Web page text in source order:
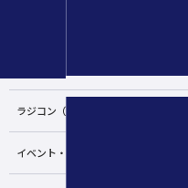
ラジコン（RC）
イベント・講習会